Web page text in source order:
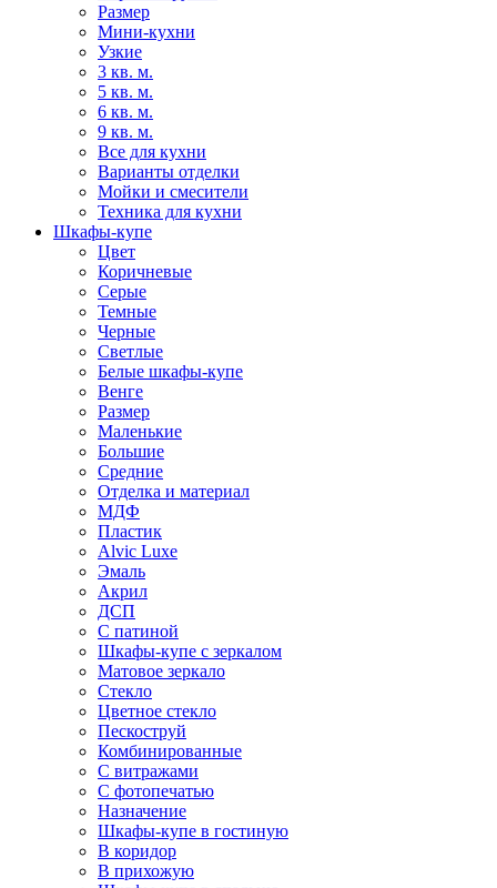
Размер
Мини-кухни
Узкие
3 кв. м.
5 кв. м.
6 кв. м.
9 кв. м.
Все для кухни
Варианты отделки
Мойки и смесители
Техника для кухни
Шкафы-купе
Цвет
Коричневые
Серые
Темные
Черные
Светлые
Белые шкафы-купе
Венге
Размер
Маленькие
Большие
Средние
Отделка и материал
МДФ
Пластик
Alvic Luxe
Эмаль
Акрил
ДСП
С патиной
Шкафы-купе с зеркалом
Матовое зеркало
Стекло
Цветное стекло
Пескоструй
Комбинированные
С витражами
С фотопечатью
Назначение
Шкафы-купе в гостиную
В коридор
В прихожую